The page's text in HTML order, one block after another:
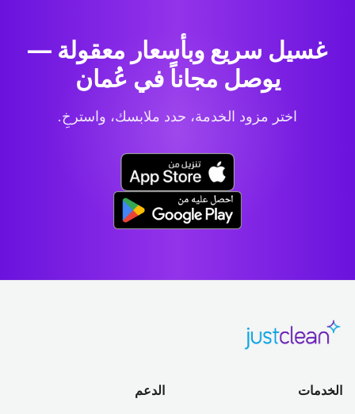
غسيل سريع وبأسعار معقولة —
يوصل مجاناً في عُمان
اختر مزود الخدمة، حدد ملابسك، واسترخِ.
الخدمات الدعم